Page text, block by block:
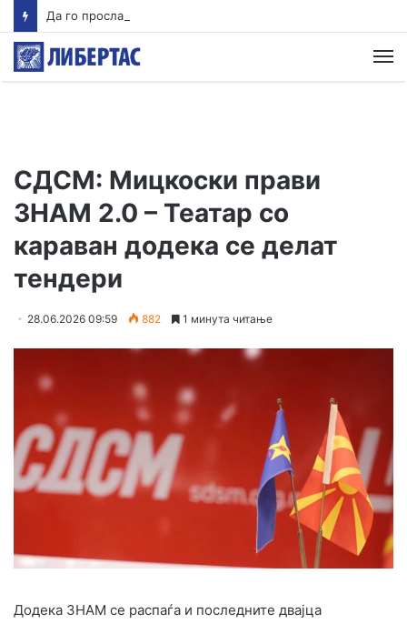
Да го прославиме талогот на фекалиите
СДСМ: Мицкоски прави
ЗНАМ 2.0 – Театар со
караван додека се делат
тендери
28.06.2026 09:59 882 1 минута читање
Додека ЗНАМ се распаѓа и последните двајца